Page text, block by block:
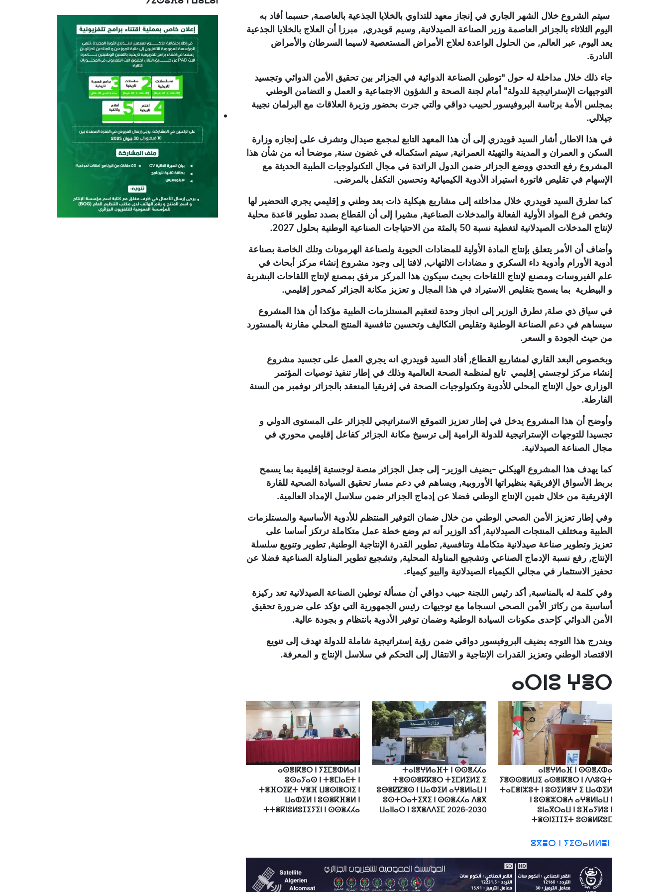
سيتم الشروع خلال الشهر الجاري في إنجاز معهد للتداوي بالخلايا الجذعية بالعاصمة, حسبما أفاد به
اليوم الثلاثاء بالجزائر العاصمة وزير الصناعة الصيدلانية, وسيم قويدري, مبرزا أن العلاج بالخلايا الجذعية
يعد اليوم, عبر العالم, من الحلول الواعدة لعلاج الأمراض المستعصية لاسيما السرطان والأمراض
النادرة.
جاء ذلك خلال مداخلة له حول "توطين الصناعة الدوائية في الجزائر بين تحقيق الأمن الدوائي وتجسيد
التوجيهات الإستراتيجية للدولة" أمام لجنة الصحة و الشؤون الاجتماعية و العمل و التضامن الوطني
بمجلس الأمة برئاسة البروفيسور لحبيب دواقي والتي جرت بحضور وزيرة العلاقات مع البرلمان نجيبة
جيلالي.
في هذا الاطار, أشار السيد قويدري إلى أن هذا المعهد التابع لمجمع صيدال وتشرف على إنجازه وزارة
السكن و العمران و المدينة والتهيئة العمرانية, سيتم استكماله في غضون سنة, موضحا أنه من شأن هذا
المشروع رفع التحدي ووضع الجزائر ضمن الدول الرائدة في مجال التكنولوجيات الطبية الحديثة مع
الإسهام في تقليص فاتورة استيراد الأدوية الكيميائية وتحسين التكفل بالمرضى.
كما تطرق السيد قويدري خلال مداخلته إلى مشاريع هيكلية ذات بعد وطني و إقليمي يجري التحضير لها
وتخص فرع المواد الأولية الفعالة والمدخلات الصناعية, مشيرا إلى أن القطاع بصدد تطوير قاعدة محلية
لإنتاج المدخلات الصيدلانية لتغطية نسبة 50 بالمئة من الاحتياجات الصناعية الوطنية بحلول 2027.
وأضاف أن الأمر يتعلق بإنتاج المادة الأولية للمضادات الحيوية ولصناعة الهرمونات وتلك الخاصة بصناعة
أدوية الأورام وأدوية داء السكري و مضادات الالتهاب, لافتا إلى وجود مشروع إنشاء مركز أبحاث في
علم الفيروسات ومصنع لإنتاج اللقاحات بحيث سيكون هذا المركز مرفق بمصنع لإنتاج اللقاحات البشرية
و البيطرية بما يسمح بتقليص الاستيراد في هذا المجال و تعزيز مكانة الجزائر كمحور إقليمي.
في سياق ذي صلة, تطرق الوزير إلى انجاز وحدة لتعقيم المستلزمات الطبية مؤكدا أن هذا المشروع
سيساهم في دعم الصناعة الوطنية وتقليص التكاليف وتحسين تنافسية المنتج المحلي مقارنة بالمستورد
من حيث الجودة و السعر.
وبخصوص البعد القاري لمشاريع القطاع, أفاد السيد قويدري انه يجري العمل على تجسيد مشروع
إنشاء مركز لوجستي إقليمي تابع لمنظمة الصحة العالمية وذلك في إطار تنفيذ توصيات المؤتمر
الوزاري حول الإنتاج المحلي للأدوية وتكنولوجيات الصحة في إفريقيا المنعقد بالجزائر نوفمبر من السنة
الفارطة.
وأوضح أن هذا المشروع يدخل في إطار تعزيز التموقع الاستراتيجي للجزائر على المستوى الدولي و
تجسيدا للتوجهات الإستراتيجية للدولة الرامية إلى ترسيخ مكانة الجزائر كفاعل إقليمي محوري في
مجال الصناعة الصيدلانية.
كما يهدف هذا المشروع الهيكلي -يضيف الوزير- إلى جعل الجزائر منصة لوجستية إقليمية بما يسمح
بربط الأسواق الإفريقية بنظيراتها الأوروبية, ويساهم في دعم مسار تحقيق السيادة الصحية للقارة
الإفريقية من خلال تثمين الإنتاج الوطني فضلا عن إدماج الجزائر ضمن سلاسل الإمداد العالمية.
وفي إطار تعزيز الأمن الصحي الوطني من خلال ضمان التوفير المنتظم للأدوية الأساسية والمستلزمات
الطبية ومختلف المنتجات الصيدلانية, أكد الوزير أنه تم وضع خطة عمل متكاملة ترتكز أساسا على
تعزيز وتطوير صناعة صيدلانية متكاملة وتنافسية, تطوير القدرة الإنتاجية الوطنية, تطوير وتنويع سلسلة
الإنتاج, رفع نسبة الإدماج الصناعي وتشجيع المناولة المحلية, وتشجيع تطوير المناولة الصناعية فضلا عن
تحفيز الاستثمار في مجالي الكيمياء الصيدلانية والبيو كيمياء.
وفي كلمة له بالمناسبة, أكد رئيس اللجنة حبيب دواقي أن مسألة توطين الصناعة الصيدلانية تعد ركيزة
أساسية من ركائز الأمن الصحي انسجاما مع توجيهات رئيس الجمهورية التي تؤكد على ضرورة تحقيق
الأمن الدوائي كإحدى مكونات السيادة الوطنية وضمان توفير الأدوية بانتظام و بجودة عالية.
ويندرج هذا التوجه يضيف البروفيسور دواقي ضمن رؤية إستراتيجية شاملة للدولة تهدف إلى تنويع
الاقتصاد الوطني وتعزيز القدرات الإنتاجية و الانتقال إلى التحكم في سلاسل الإنتاج و المعرفة.
ⴰⵔⵏⵓ ⵖⴻⵔ
ⴰⵏⴻⵖⵍⴰⴼ ⵏ ⵙⵙⴻⵃⵀⴰ
ⵢⴻⵙⵙⴻⵍⵡⵉ ⴰⵙⴻⵏⴽⴻⵔ ⵏ ⴷⴷⵓⵕⵜ
ⵜⴰⵎⴻⵏⵣⵓⵜ ⵏ ⵓⵙⵉⵍⴻⵖ ⵉ ⵡⴰⵀⵉⵍ
ⵏ ⵓⵙⴻⵣⵔⴻⵄ ⴰⵖⴻⵍⵏⴰⵡ ⵏ
ⵓⵏⴰⴳⵔⴰⵡ ⵏ ⵓⴼⴰⵢⵍⵓ ⵏ
ⵜⴻⵙⵏⵉⵊⵊⵉⵜ ⵓⵙⴻⵍⴽⵓⵎ
ⵜⴰⵏⴻⵖⵍⴰⴼⵜ ⵏ ⵙⵙⴻⵃⵃⴰ
ⵜⴻⵙⵙⴻⴽⴽⴻⵔ ⵜⵉⵎⵍⵉⵍⵉ ⵉ
ⵓⴱⴻⵇⵇⴻⵙ ⵏ ⵡⴰⵀⵉⵍ ⴰⵖⴻⵍⵏⴰⵡ ⵏ
ⵓⵙⵜⵔⴰⵜⵉⴳⵉ ⵏ ⵙⵙⴻⵃⵃⴰ ⴷⴻⴳ
ⵡⴰⵏⵏⴰⵔ ⵏ ⵓⵅⴻⴷⴷⵉⵎ 2026-2030
ⴰⵙⴻⵏⴽⴻⵔ ⵏ ⵢⵉⵎⴻⵀⵍⴰⵏ ⵏ
ⵓⵙⴰⵢⴰⵙ ⵏ ⵜⴻⵎⵏⴰⴹⵜ ⵏ
ⵜⴻⴼⵔⵉⵇⵜ ⵖⴻⴼ ⵡⴻⵙⵏⴻⵔⵏⵉ ⵏ
ⵡⴰⵀⵉⵍ ⵏ ⵓⵙⴻⴽⴼⴻⵍ ⵏ
ⵜⵜⴻⴽⵏⵓⵍⵓⵊⵉⵢⵉⵏ ⵏ ⵙⵙⴻⵃⵃⴰ